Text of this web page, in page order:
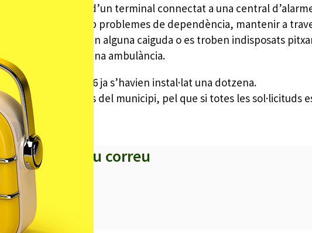
de l’any a través d’un terminal connectat a una central
viuen soles i amb problemes de dependència, mantenir a
Si algun dia pateixen alguna caiguda o es troben indisposats
hi envien una ambulància.
i a finals del 2006 ja s’havien instal·lat una dotzena.
pels serveis socials del municipi, pel que si totes les sol·licituds
762 00 43.
titulars al teu correu